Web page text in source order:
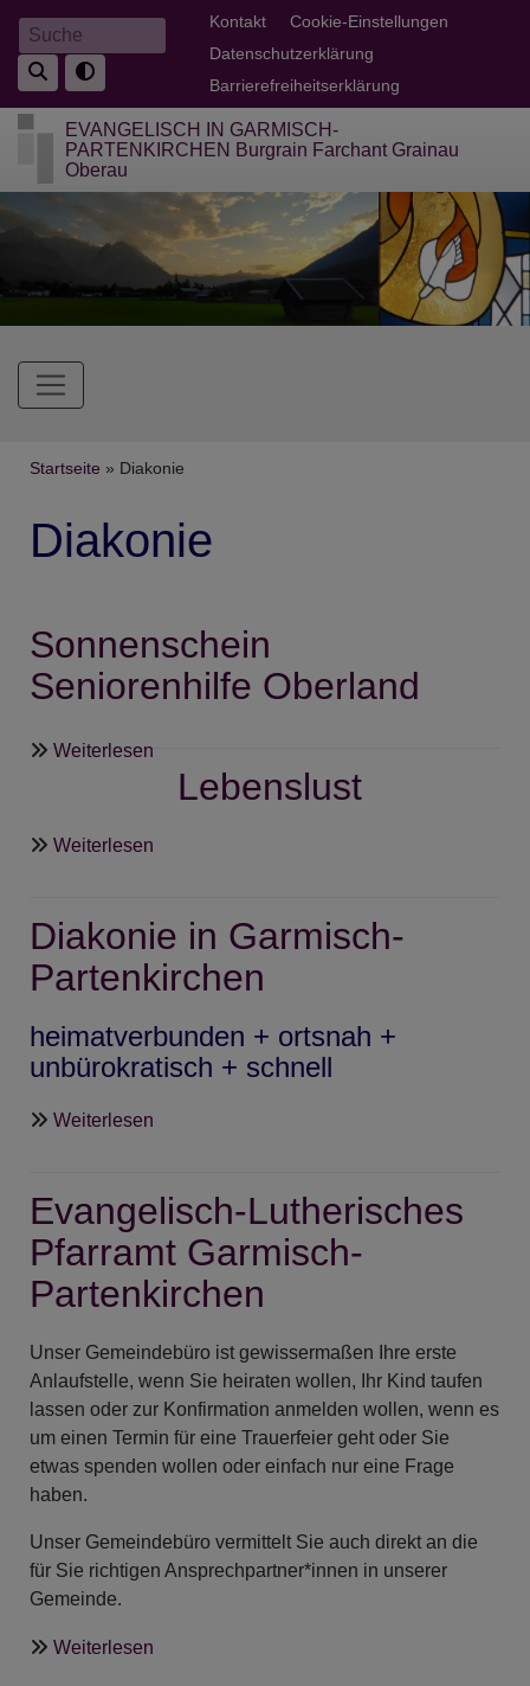
Direkt
zum
Inhalt
Suche Fußbereichsmenü
Kontakt
Cookie-Einstellungen
Datenschutzerklärung
Barrierefreiheitserklärung
EVANGELISCH IN GARMISCH-
PARTENKIRCHEN Burgrain Farchant Grainau
Oberau
Hauptnavigation
Breadcrumb
Startseite Diakonie
Diakonie
Sonnenschein
Seniorenhilfe Oberland
Weiterlesen
Sonnenschein
Seniorenhilfe
Lebenslust
Weiterlesen
Diakonie in Garmisch-
Partenkirchen
heimatverbunden + ortsnah +
unbürokratisch + schnell
Weiterlesen
Garmisch-
Evangelisch-Lutherisches
Pfarramt Garmisch-
Partenkirchen
Unser Gemeindebüro ist gewissermaßen Ihre erste
Anlaufstelle, wenn Sie heiraten wollen, Ihr Kind taufen
lassen oder zur Konfirmation anmelden wollen, wenn es
um einen Termin für eine Trauerfeier geht oder Sie
etwas spenden wollen oder einfach nur eine Frage
haben.
Unser Gemeindebüro vermittelt Sie auch direkt an die
für Sie richtigen Ansprechpartner*innen in unserer
Gemeinde.
Weiterlesen